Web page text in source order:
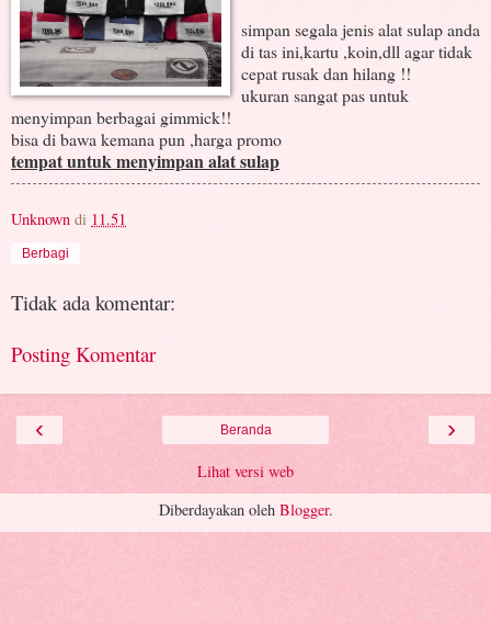
simpan segala jenis alat sulap anda
di tas ini,kartu ,koin,dll agar tidak
cepat rusak dan hilang !!
ukuran sangat pas untuk
menyimpan berbagai gimmick!!
bisa di bawa kemana pun ,harga promo
tempat untuk menyimpan alat sulap
Unknown di 11.51
Berbagi
Tidak ada komentar:
Posting Komentar
‹ ›
Beranda
Lihat versi web
Diberdayakan oleh Blogger.